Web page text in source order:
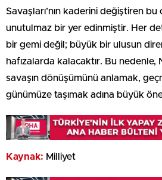
Savaşları’nın kaderini değiştiren bu
unutulmaz bir yer edinmiştir. Her
bir gemi değil; büyük bir ulusun
hafızalarda kalacaktır. Bu nedenle,
savaşın dönüşümünü anlamak,
günümüze taşımak adına büyük
Kaynak: Milliyet